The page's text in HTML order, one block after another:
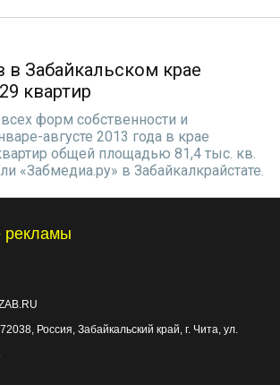
в Забайкальском крае
квартир
форм собственности и
августе 2013 года в крае
общей площадью 81,4 тыс. кв.
«Забмедиа.ру» в Забайкалкрайстате.
рекламы
, Россия, Забайкальский край, г. Чита, ул.